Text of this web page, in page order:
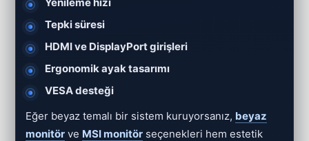
Tepki süresi
HDMI ve DisplayPort girişleri
Ergonomik ayak tasarımı
VESA desteği
Eğer beyaz temalı bir sistem kuruyorsanız, beyaz
monitör ve MSI monitör seçenekleri hem estetik